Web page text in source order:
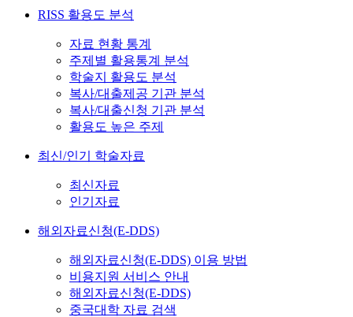
RISS 활용도 분석
자료 현황 통계
주제별 활용통계 분석
학술지 활용도 분석
복사/대출제공 기관 분석
복사/대출신청 기관 분석
활용도 높은 주제
최신/인기 학술자료
최신자료
인기자료
해외자료신청(E-DDS)
해외자료신청(E-DDS) 이용 방법
비용지원 서비스 안내
해외자료신청(E-DDS)
중국대학 자료 검색